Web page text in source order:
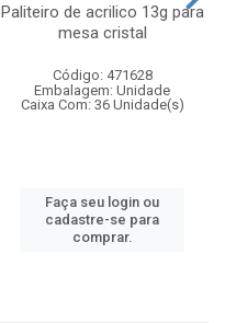
Paliteiro de acrilico 13g para
mesa cristal
Código: 471628
Embalagem: Unidade
Caixa Com: 36 Unidade(s)
Faça seu login ou
cadastre-se para
comprar.